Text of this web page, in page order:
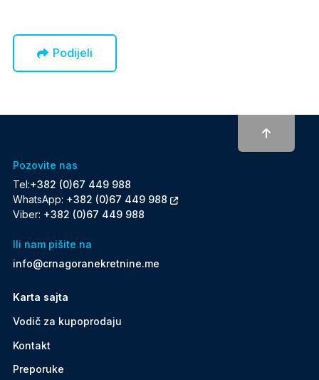
Podijeli
Pozovite nas
Tel:+382 (0)67 449 988
WhatsApp: +382 (0)67 449 988
Viber: +382 (0)67 449 988
Ili nam pišite na
info@crnagoranekretnine.me
Karta sajta
Vodič za kupoprodaju
Kontakt
Preporuke
To top